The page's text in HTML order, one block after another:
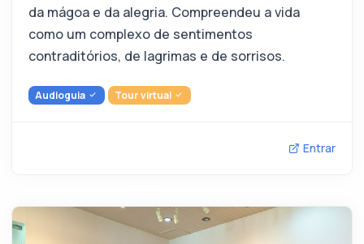
da mágoa e da alegria. Compreendeu a vida
como um complexo de sentimentos
contraditórios, de lagrimas e de sorrisos.
Audioguia Tour virtual
Entrar